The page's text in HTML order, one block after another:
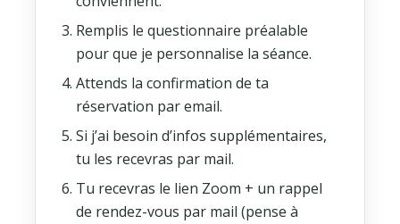
Remplis le questionnaire préalable
pour que je personnalise la séance.
Attends la confirmation de ta
réservation par email.
Si j’ai besoin d’infos supplémentaires,
tu les recevras par mail.
Tu recevras le lien Zoom + un rappel
de rendez-vous par mail (pense à